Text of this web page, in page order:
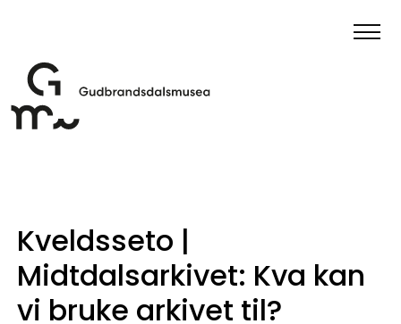
Kveldsseto |
Midtdalsarkivet: Kva kan
vi bruke arkivet til?